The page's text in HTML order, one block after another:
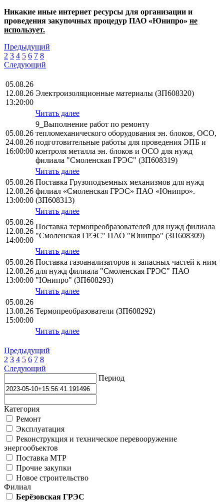
Никакие иные интернет ресурсы для организации и
проведения закупочных процедур ПАО «Юнипро» не
использует.
Предыдущий
2 3 4 5 6 7 8
Следующий
05.08.26
12.08.26
13:20:00
Электроизоляционные материалы (ЗП608320)
Читать далее
05.08.26
24.08.26
16:00:00
9_Выполнение работ по ремонту
тепломеханического оборудования эн. блоков, ОСО,
подготовительные работы для проведения ЭПБ и
контроля металла эн. блоков и ОСО для нужд
филиала "Смоленская ГРЭС" (ЗП608319)
Читать далее
05.08.26
12.08.26
13:00:00
Поставка Грузоподъемных механизмов для нужд
филиал «Смоленская ГРЭС» ПАО «Юнипро».
(ЗП608313)
Читать далее
05.08.26
12.08.26
14:00:00
Поставка термопреобразователей для нужд филиала
"Смоленская ГРЭС" ПАО "Юнипро" (ЗП608309)
Читать далее
05.08.26
12.08.26
13:00:00
Поставка газоанализаторов и запасных частей к ним
для нужд филиала "Смоленская ГРЭС" ПАО
"Юнипро" (ЗП608293)
Читать далее
05.08.26
13.08.26
15:00:00
Термопреобразователи (ЗП608292)
Читать далее
Предыдущий
2 3 4 5 6 7 8
Следующий
Период
Категория
Ремонт
Эксплуатация
Реконструкция и техническое перевооружение
энергообъектов
Поставка МТР
Прочие закупки
Новое строительство
Филиал
Берёзовская ГРЭС